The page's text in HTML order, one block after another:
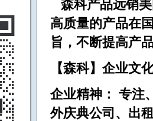
森科产品远销
高质量的产品在
旨，不断提高产
【森科】企业文
企业精神： 专注
外庆典公司、出